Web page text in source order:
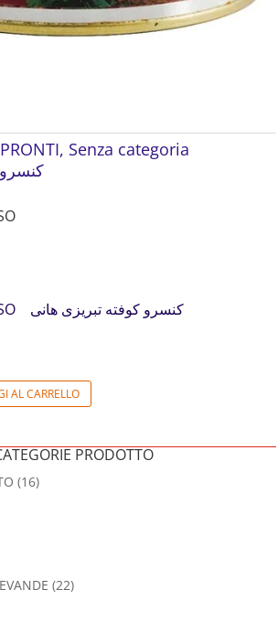
, Senza categoria
POLPETTONE DI RISO کنسرو کوفته تبریزی هانی
AL CARRELLO
PRODOTTO
(16)
(22)